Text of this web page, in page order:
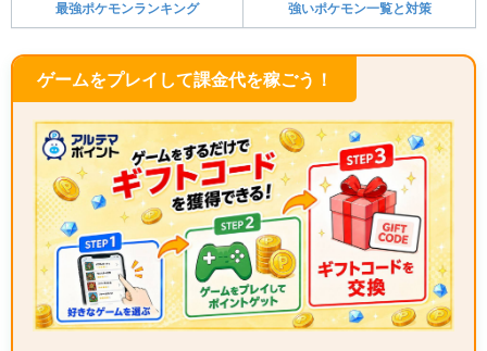
最強ポケモンランキング 強いポケモン一覧と対策
ゲームをプレイして課金代を稼ごう！